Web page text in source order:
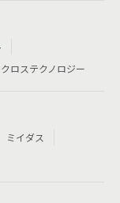
ロステクノロジー
ミイダス